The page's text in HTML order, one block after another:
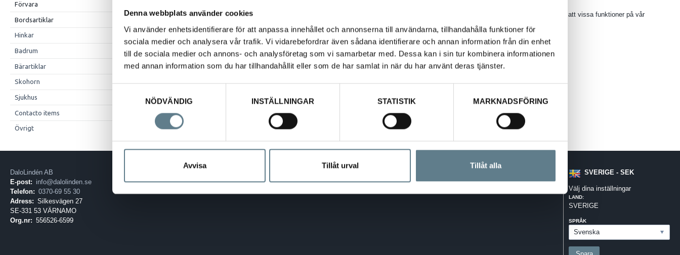
Denna webbplats använder cookies
Vi använder enhetsidentifierare för att anpassa innehållet och annonserna till användarna, tillhandahålla funktioner för
sociala medier och analysera vår trafik. Vi vidarebefordrar även sådana identifierare och annan information från din enhet
till de sociala medier och annons- och analysföretag som vi samarbetar med. Dessa kan i sin tur kombinera informationen
med annan information som du har tillhandahållit eller som de har samlat in när du har använt deras tjänster.
NÖDVÄNDIG
INSTÄLLNINGAR STATISTIK MARKNADSFÖRING
Avvisa Tillåt urval Tillåt alla
Förvara
Bordsartiklar
Hinkar
Badrum
Bärartiklar
Skohorn
Sjukhus
Contacto items
Övrigt
Om du inte vill tillåta lagring av cookies på din dator kan du stänga av funktionen i din webbläsares inställningar. Detta innebär samtidigt att vissa funktioner på vår
webbplats inte kommer att fungera för dig.
Popup-fönster
I några fall förekommer popup-fönster i vår e-handel, t ex vid Spara och Hämta korg. Du kan välja att hantera detta på olika sätt:
Tillåt popup-fönster tillfälligt
DaloLindén AB
E-post: info@dalolinden.se
Telefon: 0370-69 55 30
Adress: Silkesvägen 27
SE-331 53 VÄRNAMO
Org.nr: 556526-6599
SVERIGE - SEK
Välj dina inställningar
LAND:
SVERIGE
SPRÅK